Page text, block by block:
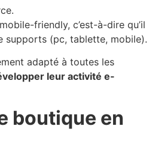
friendly, c’est-à-dire qu’il
supports (pc, tablette, mobile).
adapté à toutes les
leur activité e-
boutique en